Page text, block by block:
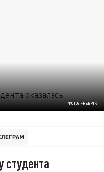
ФОТО: FREEPIK
студента